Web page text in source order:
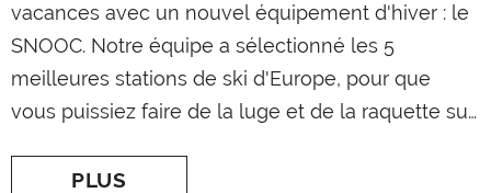
SNOOC Touring
€649,00
AJOUTER AU PANIER
vacances avec un nouvel équipement d'hiver : le
SNOOC. Notre équipe a sélectionné les 5
meilleures stations de ski d'Europe, pour que
vous puissiez faire de la luge et de la raquette sur
conditions en profitant de l'expérience du SNOOC.
PLUS